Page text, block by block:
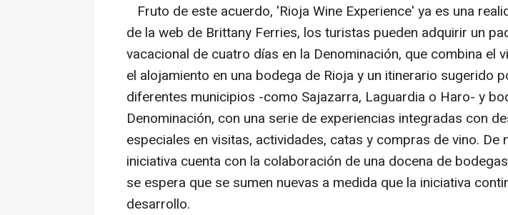
Fruto de este acuerdo, 'Rioja Wine Experience' ya es una
de la web de Brittany Ferries, los turistas pueden adquirir un
vacacional de cuatro días en la Denominación, que combina el
el alojamiento en una bodega de Rioja y un itinerario sugerido
diferentes municipios -como Sajazarra, Laguardia o Haro- y
Denominación, con una serie de experiencias integradas con
especiales en visitas, actividades, catas y compras de vino. De
iniciativa cuenta con la colaboración de una docena de
se espera que se sumen nuevas a medida que la iniciativa
desarrollo.